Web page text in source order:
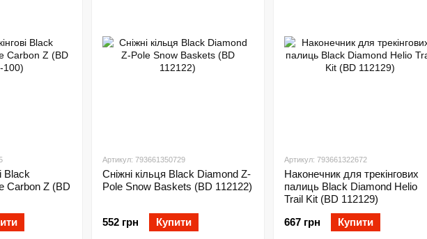
Black
Carbon Z (BD
Артикул: 793661350729
Сніжні кільця Black Diamond Z-
Pole Snow Baskets (BD 112122)
552 грн Купити
Артикул: 793661322672
Наконечник для трекінгових
палиць Black Diamond Helio
Trail Kit (BD 112129)
667 грн
Купити